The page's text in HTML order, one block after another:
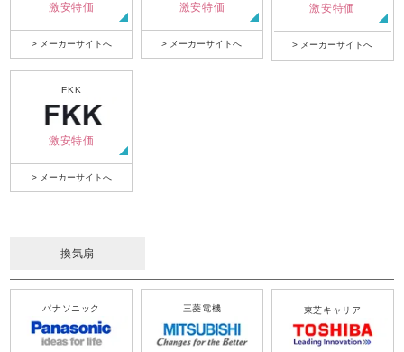
激安特価
> メーカーサイトへ
激安特価
> メーカーサイトへ
激安特価
> メーカーサイトへ
FKK
激安特価
> メーカーサイトへ
換気扇
パナソニック 三菱電機 東芝キャリア